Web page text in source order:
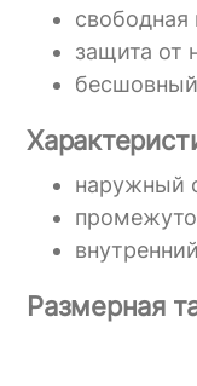
свободная
защита от
наружный
Размерная